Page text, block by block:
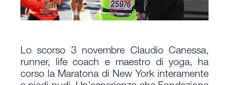
Lo scorso 3 novembre Claudio Canessa,
runner, life coach e maestro di yoga, ha
corso la Maratona di New York interamente